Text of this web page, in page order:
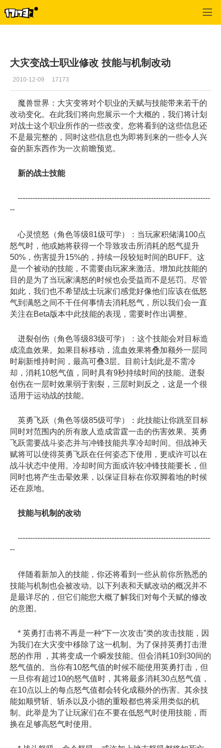
大灾变战士职业修改 技能与机制改动
2010-12-09 17173
魔兽世界：大灾变将对个职业的天赋与技能带来若干的
改动变化。在此我们将向您展示一个大概的，我们将计划
对战士这个职业所作的一些改变。您将看到的这些信息还
不是最完整的，同时这些信息也为即将到来的一些令人兴
奋的新东西作为一次前瞻预览。
新的战士技能
------------------------------------------------------------------------------
--
心灵愤怒（角色等级81级可学）：当玩家积储满100点
怒气时，他或她将获得一个导致攻击所消耗的怒气提升
50%，伤害提升15%的，持续一段较短时间的BUFF。这
是一个被动的技能，不需要由玩家来激活。增加此技能的
目的是为了当玩家满怒的时候也会受益而不是惩罚。尽管
如此，我们也不希望战士玩家们感觉好像他们应该在低怒
气到满怒之间不干任何事情去消耗怒气，所以我们会一直
关注在Beta版本中此技能的表现，需要时作出调整。
迸裂创伤（角色等级83级可学）：这个技能会对目标造
成流血效果。如果目标移动，流血效果将叠加额外一层同
时刷新维持时间，最高可叠3层。目前计划此是不需冷
却，消耗10怒气值，同时具有9秒持续时间的技能。迸裂
创伤在一层时效果弱于割裂，三层时则反之，这是一个很
适用于运动战的技能。
英勇飞跃（角色等级85级可学）：此技能让你跳至目标
同时对范围内的所有敌人造成雷霆一击的伤害效果。英勇
飞跃需要战斗姿态并与冲锋技能共享冷却时间。但战神天
赋将可以使得英勇飞跃在任何姿态下使用，更或许可以在
战斗状态中使用。冷却时间方面或许较冲锋技能要长，但
同时也将产生击晕效果，以保证目标在你双脚着地的时候
还在原地。
技能与机制的改动
------------------------------------------------------------------------------
--
伴随着新加入的技能，你还将看到一些从前你所熟悉的
技能与机制也会被改动。以下列表和天赋改动的概况并不
是最详尽的，但它们能您大概了解我们对每个天赋的修改
的意图。
* 英勇打击将不再是一种“下一次攻击”类的攻击技能，因
为我们在大灾变中移除了这一机制。为了保持英勇打击泄
怒的作用 ，其将变成一个瞬发技能。但会消耗10到30间的
怒气值的。当你有10怒气值的时候不能使用英勇打击，但
一旦你有超过10的怒气值时，其将最多消耗30点怒气值，
在10点以上的每点怒气值都会转化成额外的伤害。其余技
能如顺劈斩、斩杀以及小德的重殴都也将采用类似的机
制。此举是为了让玩家们在不要在低怒气时使用技能，而
换在足够高怒气时使用。